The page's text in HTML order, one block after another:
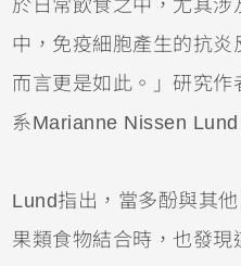
於日常飲食之中，尤其
中，免疫細胞產生的抗
而言更是如此。」研究
系Marianne Nissen Lund
Lund指出，當多酚與其
果類食物結合時，也發現